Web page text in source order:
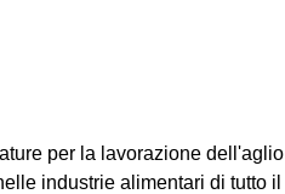
per la lavorazione
industrie alimentari di tutto il